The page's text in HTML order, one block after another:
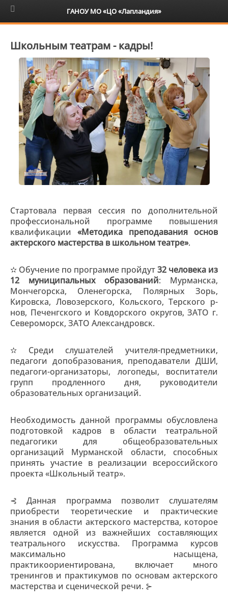
6+
Школьным театрам - кадры!
Стартовала первая сессия по дополнительной
профессиональной программе повышения
квалификации «Методика преподавания основ
актерского мастерства в школьном театре».
✫ Обучение по программе пройдут32 человека из
12 муниципальных образований: Мурманска,
Мончегорска, Оленегорска, Полярных Зорь,
Кировска, Ловозерского, Кольского, Терского р-
нов, Печенгского и Ковдорского округов, ЗАТО г.
Североморск, ЗАТО Александровск.
✫ Среди слушателей учителя-предметники,
педагоги допобразования, преподаватели ДШИ,
педагоги-организаторы, логопеды, воспитатели
групп продленного дня, руководители
образовательных организаций.
Необходимость данной программы обусловлена
подготовкой кадров в области театральной
педагогики для общеобразовательных
организаций Мурманской области, способных
принять участие в реализации всероссийского
проекта «Школьный театр».
⊰ Данная программа позволит слушателям
приобрести теоретические и практические
знания в области актерского мастерства, которое
является одной из важнейших составляющих
театрального искусства. Программа курсов
максимально насыщена,
практикоориентирована, включает много
тренингов и практикумов по основам актерского
мастерства и сценической речи. ⊱
ГАНОУ МО «ЦО «Лапландия»